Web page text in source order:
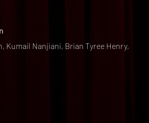
Kumail Nanjiani, Brian Tyree Henry,